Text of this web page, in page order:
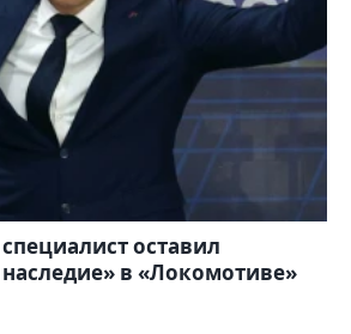
оставил
в «Локомотиве»